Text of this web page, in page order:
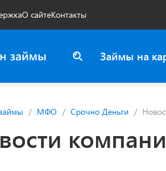
О сайтеКонтакты
Займы на
МФО Срочно Деньги